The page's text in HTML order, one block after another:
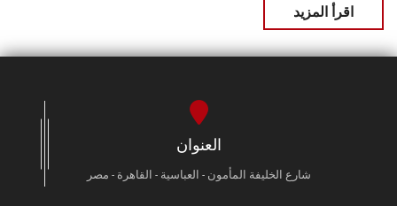
اقرأ المزيد
العنوان
شارع الخليفة المأمون - العباسية - القاهرة - مصر